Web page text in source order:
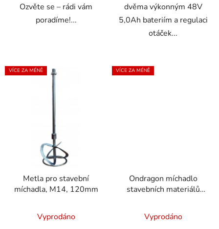
Ozvěte se – rádi vám
poradíme!...
dvěma výkonným 48V
5,0Ah bateriím a regulaci
otáček...
VÍCE ZA MÉNĚ
Metla pro stavební
míchadla, M14, 120mm
Vyprodáno
VÍCE ZA MÉNĚ
Ondragon míchadlo
stavebních materiálů
otáček, závit M14
hodnocení
Vyprodáno